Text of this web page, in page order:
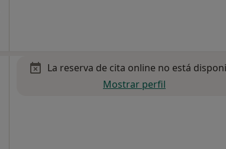
La reserva de cita online no está
Mostrar perfil